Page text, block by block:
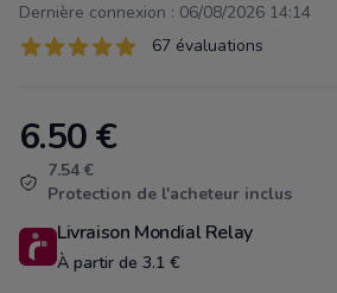
Dernière connexion : 06/08/2026 14:14
Évaluations
67 sur 5 étoiles 67 évaluations
Product information
6.50€
7.54 €
Protection de l'acheteur inclus
Livraison Mondial Relay
À partir de 3.1 €